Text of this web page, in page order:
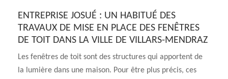
ENTREPRISE JOSUÉ : UN HABITUÉ DES
TRAVAUX DE MISE EN PLACE DES FENÊTRES
DE TOIT DANS LA VILLE DE VILLARS-MENDRAZ
Les fenêtres de toit sont des structures qui apportent de
la lumière dans une maison. Pour être plus précis, ces